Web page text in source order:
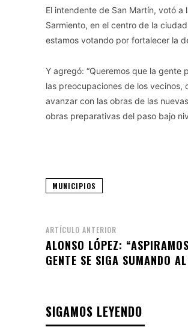
El intendente de San Martín, votó a
Sarmiento, en el centro de la
estamos votando por fortalecer la
Y agregó: “Queremos que la
las preocupaciones de los vecinos,
avanzar con las obras de las
obras preparativas del paso bajo
MUNICIPIOS
ARTÍCULO ANTERIOR
ALONSO LÓPEZ:
GENTE SE SIGA SUMANDO
SIGAMOS LEYENDO